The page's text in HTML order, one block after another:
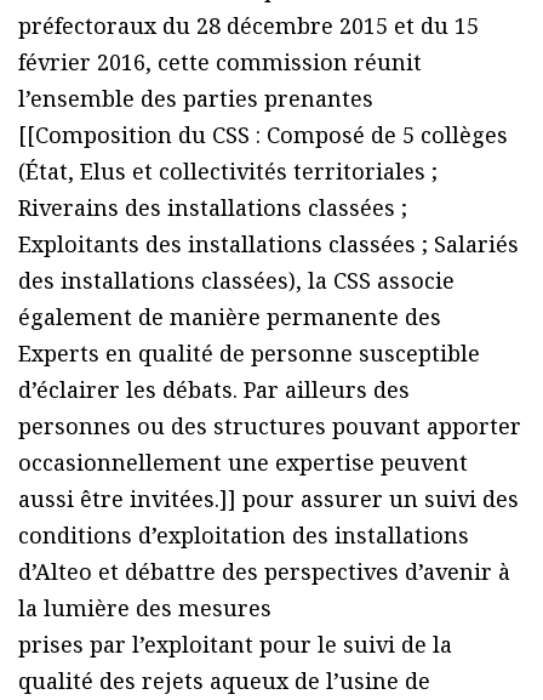
préfectoraux du 28 décembre 2015 et du 15
février 2016, cette commission réunit
l’ensemble des parties prenantes
[[Composition du CSS : Composé de 5 collèges
(État, Elus et collectivités territoriales ;
Riverains des installations classées ;
Exploitants des installations classées ; Salariés
des installations classées), la CSS associe
également de manière permanente des
Experts en qualité de personne susceptible
d’éclairer les débats. Par ailleurs des
personnes ou des structures pouvant apporter
occasionnellement une expertise peuvent
aussi être invitées.]] pour assurer un suivi des
conditions d’exploitation des installations
d’Alteo et débattre des perspectives d’avenir à
la lumière des mesures
prises par l’exploitant pour le suivi de la
qualité des rejets aqueux de l’usine de